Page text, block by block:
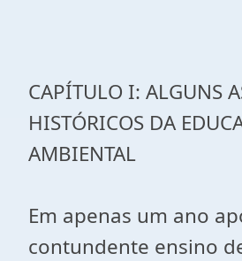
CAPÍTULO I: ALGUNS
HISTÓRICOS DA
AMBIENTAL
Em apenas um ano
contundente ensino